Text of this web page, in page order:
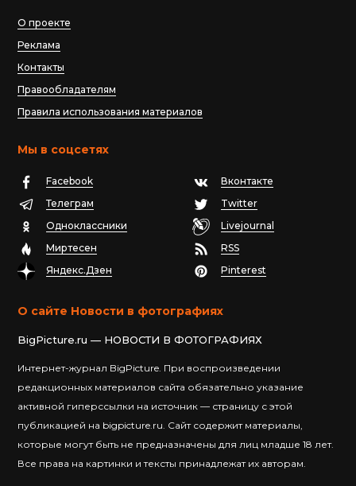
О проекте
Реклама
Контакты
Правообладателям
Правила использования материалов
Мы в соцсетях
Facebook
Вконтакте
Телеграм
Twitter
Одноклассники
Livejournal
Миртесен
RSS
Яндекс.Дзен
Pinterest
О сайте Новости в фотографиях
BigPicture.ru — НОВОСТИ В ФОТОГРАФИЯХ
Интернет-журнал BigPicture. При воспроизведении
редакционных материалов сайта обязательно указание
активной гиперссылки на источник — страницу с этой
публикацией на bigpicture.ru. Сайт содержит материалы,
которые могут быть не предназначены для лиц младше 18 лет.
Все права на картинки и тексты принадлежат их авторам.